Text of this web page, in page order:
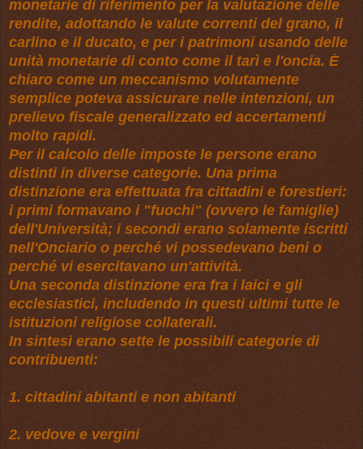
monetarie di riferimento per la valutazione delle
rendite, adottando le valute correnti del grano, il
carlino e il ducato, e per i patrimoni usando delle
unità monetarie di conto come il tarì e l'oncia. È
chiaro come un meccanismo volutamente
semplice poteva assicurare nelle intenzioni, un
prelievo fiscale generalizzato ed accertamenti
molto rapidi.
Per il calcolo delle imposte le persone erano
distinti in diverse categorie. Una prima
distinzione era effettuata fra cittadini e forestieri:
i primi formavano i "fuochi" (ovvero le famiglie)
dell'Università; i secondi erano solamente iscritti
nell'Onciario o perché vi possedevano beni o
perché vi esercitavano un'attività.
Una seconda distinzione era fra i laici e gli
ecclesiastici, includendo in questi ultimi tutte le
istituzioni religiose collaterali.
In sintesi erano sette le possibili categorie di
contribuenti:
1. cittadini abitanti e non abitanti
2. vedove e vergini